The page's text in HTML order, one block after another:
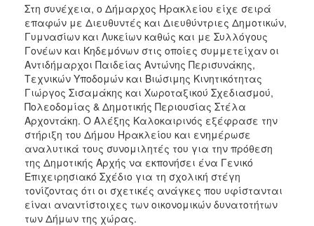
Στη συνέχεια, ο Δήμαρχος Ηρακλείου είχε σειρά
επαφών με Διευθυντές και Διευθύντριες Δημοτικών,
Γυμνασίων και Λυκείων καθώς και με Συλλόγους
Γονέων και Κηδεμόνων στις οποίες συμμετείχαν οι
Αντιδήμαρχοι Παιδείας Αντώνης Περισυνάκης,
Τεχνικών Υποδομών και Βιώσιμης Κινητικότητας
Γιώργος Σισαμάκης και Χωροταξικού Σχεδιασμού,
Πολεοδομίας & Δημοτικής Περιουσίας Στέλα
Αρχοντάκη. Ο Αλέξης Καλοκαιρινός εξέφρασε την
στήριξη του Δήμου Ηρακλείου και ενημέρωσε
αναλυτικά τους συνομιλητές του για την πρόθεση
της Δημοτικής Αρχής να εκπονήσει ένα Γενικό
Επιχειρησιακό Σχέδιο για τη σχολική στέγη
τονίζοντας ότι οι σχετικές ανάγκες που υφίστανται
είναι αναντίστοιχες των οικονομικών δυνατοτήτων
των Δήμων της χώρας.